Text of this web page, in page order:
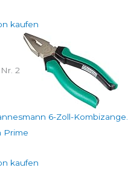
kaufen
2
6-Zoll-Kombizange...
kaufen